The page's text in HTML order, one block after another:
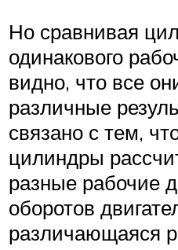
Но сравнивая
одинакового
видно, что все
различные
связано с тем,
цилиндры
разные рабочие
оборотов
различающаяся